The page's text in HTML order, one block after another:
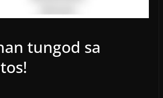
tungod sa